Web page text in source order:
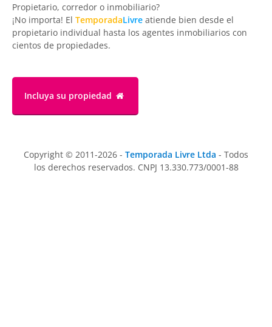
Propietario, corredor o inmobiliario?
¡No importa! El TemporadaLivre atiende bien desde el
propietario individual hasta los agentes inmobiliarios con
cientos de propiedades.
Incluya su propiedad
Copyright © 2011-2026 - Temporada Livre Ltda - Todos
los derechos reservados. CNPJ 13.330.773/0001-88